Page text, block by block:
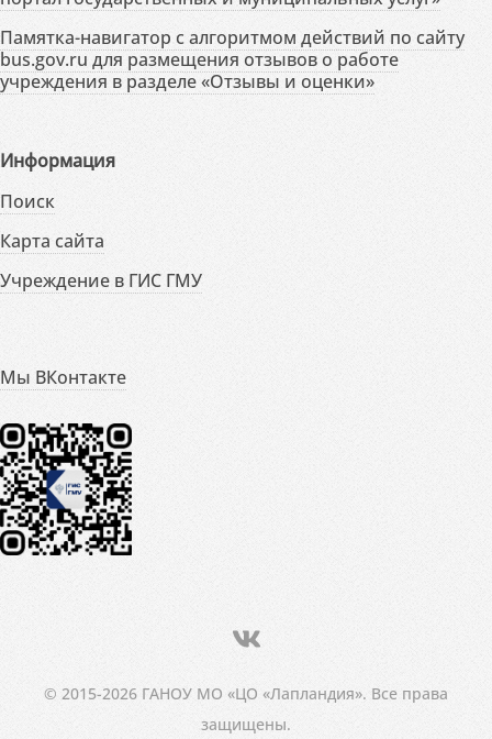
Памятка-навигатор с алгоритмом действий по сайту
bus.gov.ru для размещения отзывов о работе
учреждения в разделе «Отзывы и оценки»
Информация
Поиск
Карта сайта
Учреждение в ГИС ГМУ
Мы ВКонтакте
© 2015-2026 ГАНОУ МО «ЦО «Лапландия». Все права
защищены.